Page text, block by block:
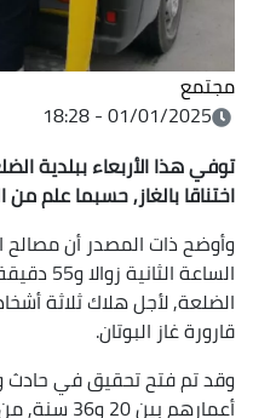
مجتمع
01/01/2025 - 18:28
اختناقا بالغاز, حسبما علم من
وأوضح ذات المصدر أن مصالح
الساعة
الضلعة, لأجل هلاك ثلاثة
قارورة غاز البوتان.
وقد تم فتح تحقيق في حادث
أعمارهم بين